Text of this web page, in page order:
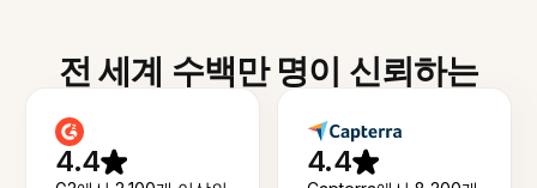
전 세계 수백만 명이 신뢰하는
4.4 4.4